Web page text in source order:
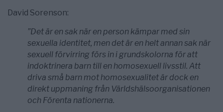
David Sorenson:
”Det är en sak när en person kämpar med sin
sexuella identitet, men det är en helt annan sak när
sexuell förvirring förs in i grundskolorna för att
indoktrinera barn till en homosexuell livsstil. Att
driva små barn mot homosexualitet är dock en
direkt uppmaning från Världshälsoorganisationen
och Förenta nationerna.